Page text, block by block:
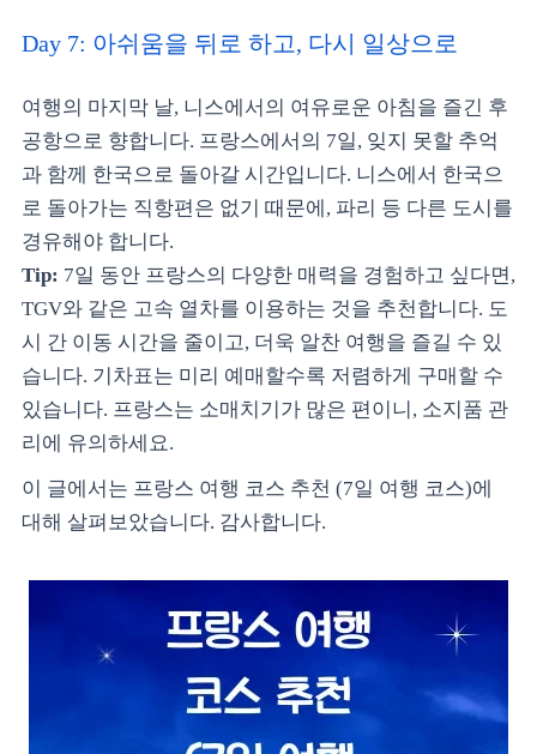
Day 7: 아쉬움을 뒤로 하고, 다시 일상으로
여행의 마지막 날, 니스에서의 여유로운 아침을 즐긴 후
공항으로 향합니다. 프랑스에서의 7일, 잊지 못할 추억
과 함께 한국으로 돌아갈 시간입니다. 니스에서 한국으
로 돌아가는 직항편은 없기 때문에, 파리 등 다른 도시를
경유해야 합니다.
Tip: 7일 동안 프랑스의 다양한 매력을 경험하고 싶다면,
TGV와 같은 고속 열차를 이용하는 것을 추천합니다. 도
시 간 이동 시간을 줄이고, 더욱 알찬 여행을 즐길 수 있
습니다. 기차표는 미리 예매할수록 저렴하게 구매할 수
있습니다. 프랑스는 소매치기가 많은 편이니, 소지품 관
리에 유의하세요.
이 글에서는 프랑스 여행 코스 추천 (7일 여행 코스)에
대해 살펴보았습니다. 감사합니다.